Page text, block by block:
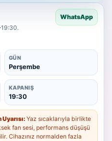
WhatsApp
GÜN
Perşembe
KAPANIŞ
19:30
Uyarısı:Yaz sıcaklarıyla birlikte
fan sesi, performans düşüşü
Cihazınız normalden fazla